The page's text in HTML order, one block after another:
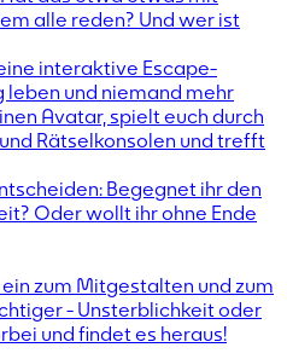
alle reden? Und wer ist
interaktive Escape-
leben und niemand mehr
Avatar, spielt euch durch
Rätselkonsolen und trefft
Begegnet ihr den
Oder wollt ihr ohne Ende
ein zum Mitgestalten und zum
- Unsterblichkeit oder
und findet es heraus!